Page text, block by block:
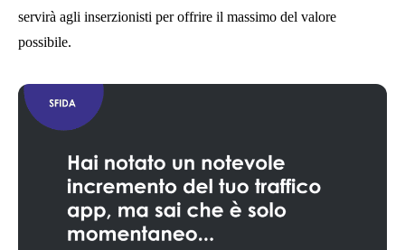
servirà agli inserzionisti per offrire il massimo del valore
possibile.